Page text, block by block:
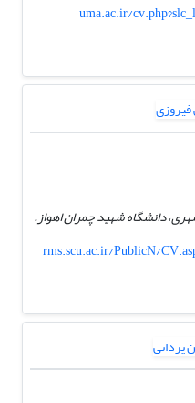
uma.ac.ir/
دانشگاه شهید چمران اهواز.
rms.scu.ac.ir/PublicN/